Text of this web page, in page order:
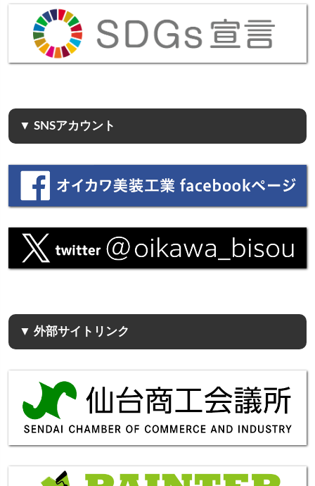
▼ SNSアカウント
▼ 外部サイトリンク